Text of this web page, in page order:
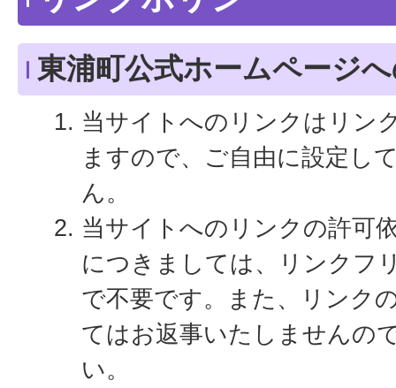
東浦町公式ホームページ
当サイトへのリンクはリン
ますので、ご自由に設定し
ん。
当サイトへのリンクの許可
につきましては、リンクフ
で不要です。また、リンク
てはお返事いたしませんの
い。